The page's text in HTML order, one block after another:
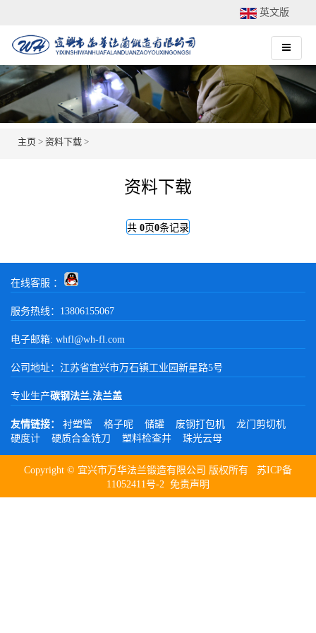
英文版
主页 > 资料下载 >
资料下载
共 0页0条记录
在线客服 ：
服务热线：13806155067
电子邮箱: whfl@wh-fl.com
公司地址：江苏省宜兴市万石镇工业园新星路5号
专业生产碳钢法兰 法兰盖
友情链接： 衬塑管 格子呢 储罐 废钢打包机
龙门剪切机
硬度计
硬质合金铣刀 塑料检查井 珠光云母
Copyright © 宜兴市万华法兰锻造有限公司 版权所有 苏ICP备
11052411号-2 免责声明